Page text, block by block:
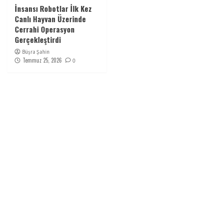
İnsansı Robotlar İlk Kez
Canlı Hayvan Üzerinde
Cerrahi Operasyon
Gerçekleştirdi
Büşra Şahin
Temmuz 25, 2026 0